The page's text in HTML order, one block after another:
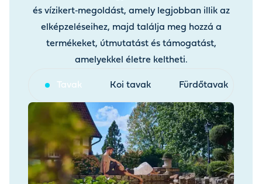
és vízikert‑megoldást, amely legjobban illik az
elképzeléseihez, majd találja meg hozzá a
termékeket, útmutatást és támogatást,
amelyekkel életre keltheti.
Tavak Koi tavak Fürdőtavak